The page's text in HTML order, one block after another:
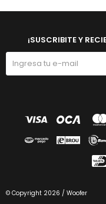
¡SUSCRIBITE Y
© Copyright 2026 / Woofer